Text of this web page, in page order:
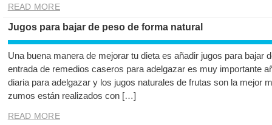
READ MORE
Jugos para bajar de peso de forma natural
Una buena manera de mejorar tu dieta es añadir jugos para bajar
entrada de remedios caseros para adelgazar es muy importante
diaria para adelgazar y los jugos naturales de frutas son la mejor
zumos están realizados con […]
READ MORE